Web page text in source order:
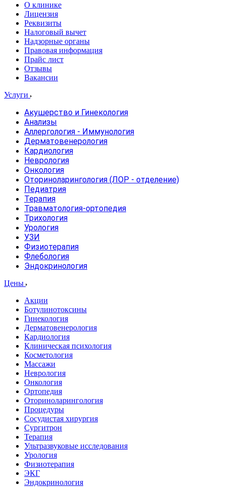
О клинике
Лицензия
Реквизиты
Налоговый вычет
Надзорные органы
Правовая информация
Прайс лист
Отзывы
Вакансии
Услуги
Акушерство и Гинекология
Анализы
Аллергология - Иммунология
Дерматовенерология
Кардиология
Неврология
Онкология
Оториноларингология (ЛОР - отделение)
Педиатрия
Терапия
Травматология-ортопедия
Трихология
Урология
УЗИ
Физиотерапия
Флебология
Эндокринология
Цены
Акции
Ботулинотоксины
Гинекология
Дерматовенерология
Кардиология
Клиническая психология
Косметология
Массажи
Неврология
Онкология
Ортопедия
Оториноларингология
Процедуры
Сосудистая хирургия
Сургитрон
Терапия
Ультразвуковые исследования
Урология
Физиотерапия
ЭКГ
Эндокринология